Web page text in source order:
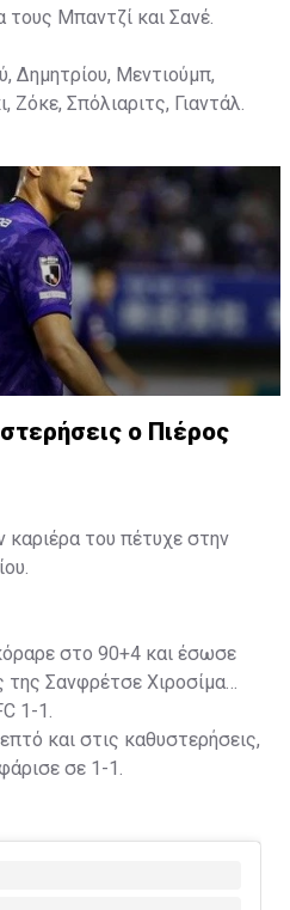
τους Μπαντζί και Σανέ.
Δημητρίου, Μεντιούμπ,
Ζόκε, Σπόλιαριτς, Γιαντάλ.
ο Πιέρος
καριέρα του πέτυχε στην
στο 90+4 και έσωσε
της Σανφρέτσε Χιροσίμα
1-1.
και στις καθυστερήσεις,
σε 1-1.